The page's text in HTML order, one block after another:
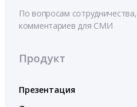
По вопросам сотрудничества,
комментариев для СМИ
Продукт
Презентация